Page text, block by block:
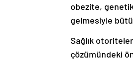
obezite,
gelmesiyle
Sağlık
çözümündeki